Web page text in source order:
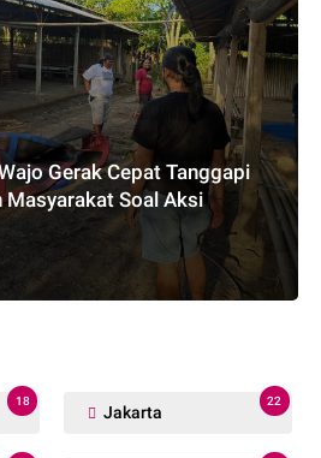
Gerak Cepat Tanggapi
Masyarakat Soal Aksi
18
Jakarta
22